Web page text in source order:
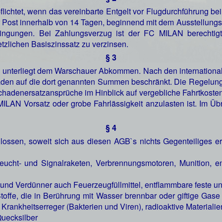
wenn das vereinbarte Entgelt vor Flugdurchführung
innerhalb von 14 Tagen, beginnend mit dem
Bei Zahlungsverzug ist der FC MILAN
Basiszinssatz zu verzinsen.
§ 3
dem Warschauer Abkommen. Nach den
auf die dort genannten Summen beschränkt. Die
im Hinblick auf vergebliche
Vorsatz oder grobe Fahrlässigkeit anzulasten ist. Im
§ 4
soweit sich aus diesen AGB`s nichts Gegenteiliges
und Signalraketen, Verbrennungsmotoren, Munition,
Verdünner auch Feuerzeugfüllmittel, entflammbare feste
die in Berührung mit Wasser brennbar oder giftige
(Bakterien und Viren), radioaktive